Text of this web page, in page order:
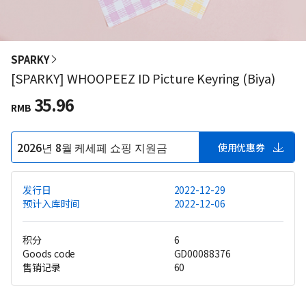
SPARKY
[SPARKY] WHOOPEEZ ID Picture Keyring (Biya)
RMB 35.96
2026년 8월 케세페 쇼핑 지원금 使用优惠券
发行日
2022-12-29
预计入库时间
2022-12-06
积分
6
Goods code
GD00088376
售销记录
60